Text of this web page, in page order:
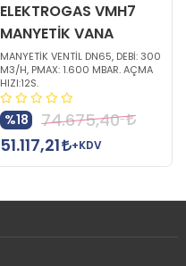
ELEKTROGAS VMH7
MANYETİK VANA
MANYETİK VENTİL DN65, DEBİ: 300
M3/H, PMAX: 1.600 MBAR. AÇMA
HIZI:12S.
%18
74.675,40
51.117,21
+KDV